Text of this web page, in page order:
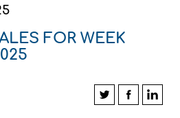
στο χωράφι
λογαριασμό του
- Ένδυση
FOR WEEK